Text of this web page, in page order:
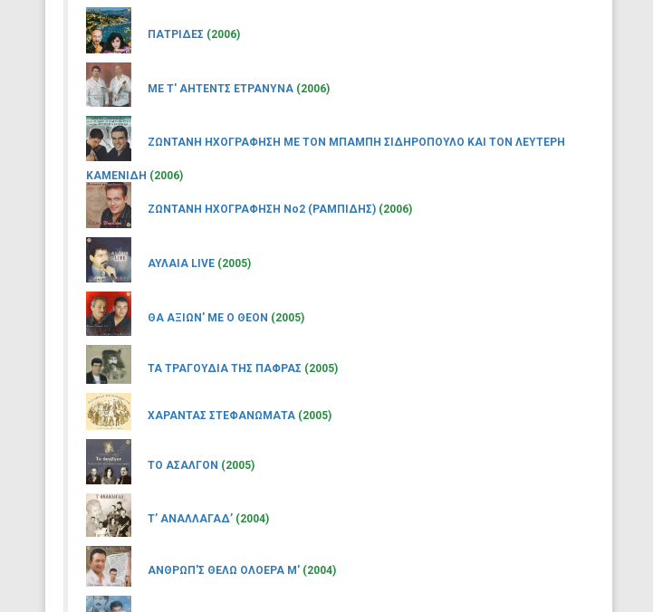
ΠΑΤΡΙΔΕΣ (2006)
ΜΕ Τ' ΑΗΤΕΝΤΣ ΕΤΡΑΝΥΝΑ (2006)
ΖΩΝΤΑΝΗ ΗΧΟΓΡΑΦΗΣΗ ΜΕ ΤΟΝ ΜΠΑΜΠΗ ΣΙΔΗΡΟΠΟΥΛΟ ΚΑΙ ΤΟΝ ΛΕΥΤΕΡΗ
ΚΑΜΕΝΙΔΗ (2006)
ΖΩΝΤΑΝΗ ΗΧΟΓΡΑΦΗΣΗ Νο2 (ΡΑΜΠΙΔΗΣ) (2006)
ΑΥΛΑΙΑ LIVE (2005)
ΘΑ ΑΞΙΩΝ' ΜΕ Ο ΘΕΟΝ (2005)
ΤΑ ΤΡΑΓΟΥΔΙΑ ΤΗΣ ΠΑΦΡΑΣ (2005)
ΧΑΡΑΝΤΑΣ ΣΤΕΦΑΝΩΜΑΤΑ (2005)
ΤΟ ΑΣΑΛΓΟΝ (2005)
Τ’ ΑΝΑΛΛΑΓΑΔ’ (2004)
ΑΝΘΡΩΠ'Σ ΘΕΛΩ ΟΛΟΕΡΑ Μ' (2004)